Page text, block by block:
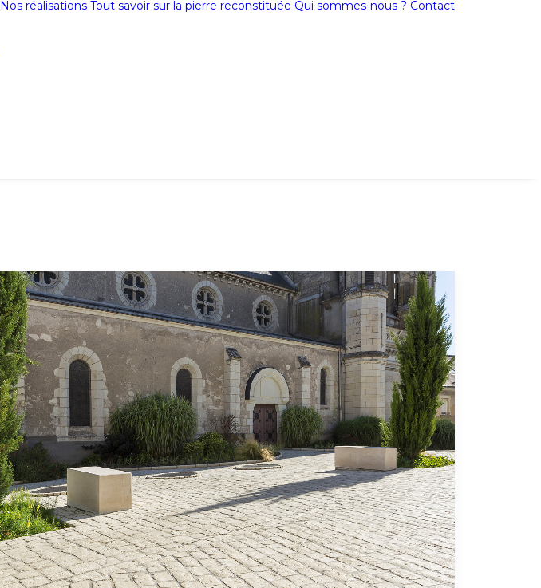
Nos réalisations Tout savoir sur la pierre reconstituée Qui sommes-nous ? Contact